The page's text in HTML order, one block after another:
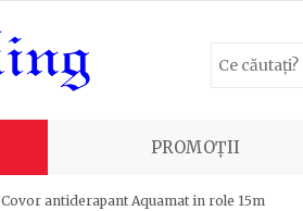
PROMOȚII
Covor antiderapant Aquamat in role 15m